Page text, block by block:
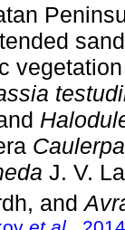
Caulerpa
J. V.
and